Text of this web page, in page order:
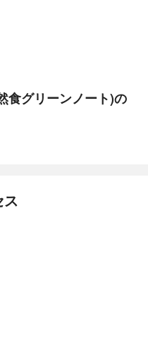
食グリーンノート)の
ス